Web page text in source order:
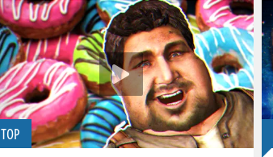
TOP